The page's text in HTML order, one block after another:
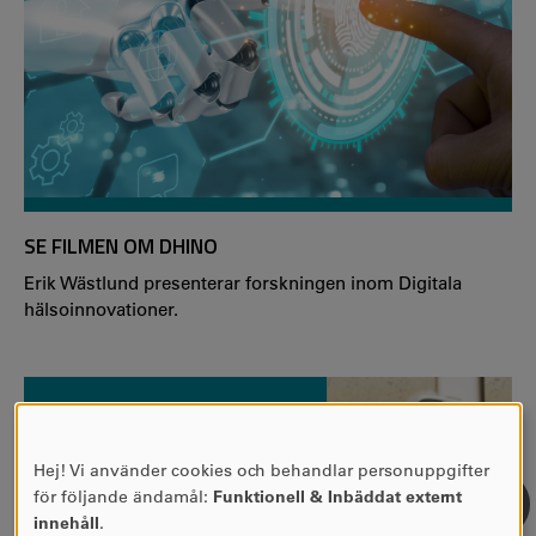
SE FILMEN OM DHINO
Erik Wästlund presenterar forskningen inom Digitala
hälsoinnovationer.
ANVÄNDNING
AV
Hej! Vi använder cookies och behandlar personuppgifter
för följande ändamål: Funktionell & Inbäddat externt
innehåll.